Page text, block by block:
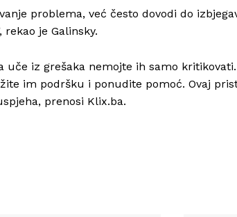
problema, već često dovodi do
rekao je Galinsky.
uče iz grešaka nemojte ih samo
im podršku i ponudite pomoć. Ovaj
prenosi Klix.ba.